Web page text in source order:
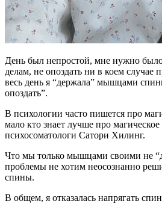
День был непростой, мне нужно
делам, не опоздать ни в коем случае
весь день я “держала” мышцами
опоздать”.
В психологии часто пишется про
мало кто знает лучше про
психосоматологи Сатори Хилинг.
Что мы только мышцами своими не
проблемы не хотим неосознанно
спины.
В общем, я отказалась напрягать